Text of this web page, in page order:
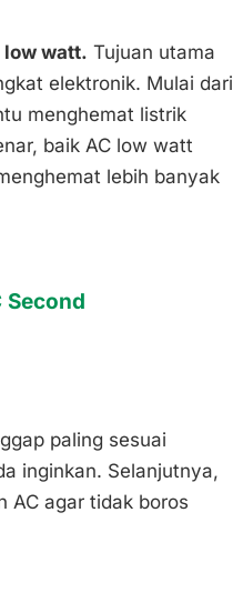
watt. Tujuan utama
elektronik. Mulai dari
menghemat listrik
baik AC low watt
lebih banyak
Second
paling sesuai
inginkan. Selanjutnya,
AC agar tidak boros